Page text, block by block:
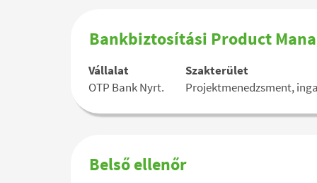
tartalmának
megtekintéséhez.
Pozíció
Bankbiztosítási Product
Vállalat
OTP Bank Nyrt.
Szakterület
Projektmenedzsment,
Jelölje
a
szóköz
az
tartalmának
megtekintéséhez.
Pozíció
Belső ellenőr
Jelölje